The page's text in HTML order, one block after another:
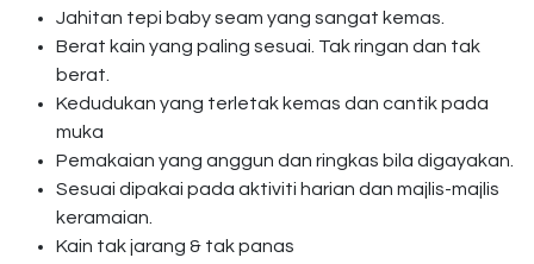
Jahitan tepi baby seam yang sangat kemas.
Berat kain yang paling sesuai. Tak ringan dan tak
berat.
Kedudukan yang terletak kemas dan cantik pada
muka
Pemakaian yang anggun dan ringkas bila digayakan.
Sesuai dipakai pada aktiviti harian dan majlis-majlis
keramaian.
Kain tak jarang & tak panas